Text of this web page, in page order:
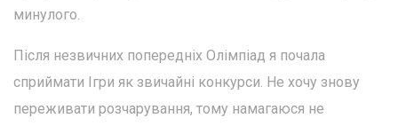
минулого.
Після незвичних попередніх Олімпіад я почала
сприймати Ігри як звичайні конкурси. Не хочу знову
переживати розчарування, тому намагаюся не